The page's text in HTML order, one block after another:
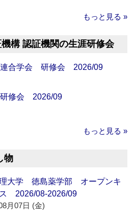
もっと見る »
構 認証機関の生涯研修会
連合学会 研修会 2026/09
修会 2026/09
もっと見る »
物
大学 徳島薬学部 オープンキ
2026/08-2026/09
月07日 (金)